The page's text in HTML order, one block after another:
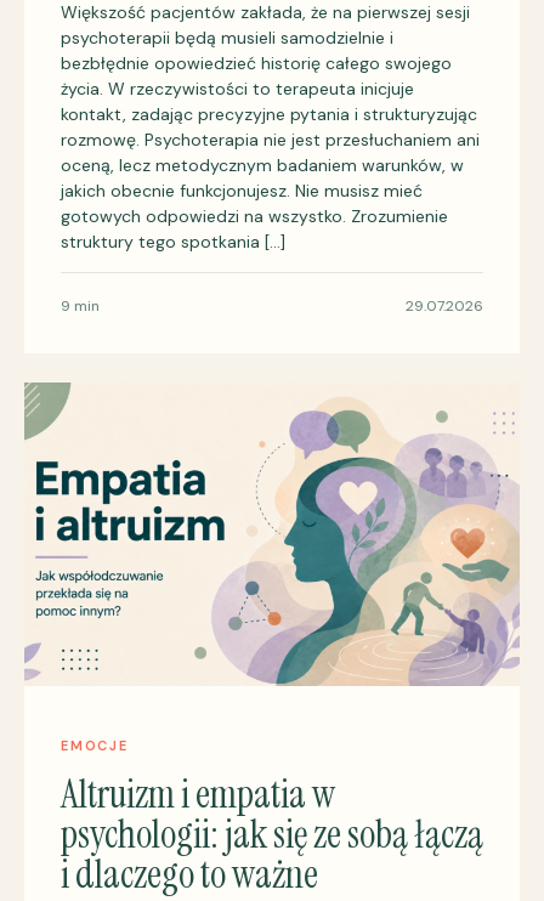
Większość pacjentów zakłada, że na pierwszej sesji
psychoterapii będą musieli samodzielnie i
bezbłędnie opowiedzieć historię całego swojego
życia. W rzeczywistości to terapeuta inicjuje
kontakt, zadając precyzyjne pytania i strukturyzując
rozmowę. Psychoterapia nie jest przesłuchaniem ani
oceną, lecz metodycznym badaniem warunków, w
jakich obecnie funkcjonujesz. Nie musisz mieć
gotowych odpowiedzi na wszystko. Zrozumienie
struktury tego spotkania […]
9 min 29.07.2026
EMOCJE
Altruizm i empatia w
psychologii: jak się ze sobą łączą
i dlaczego to ważne